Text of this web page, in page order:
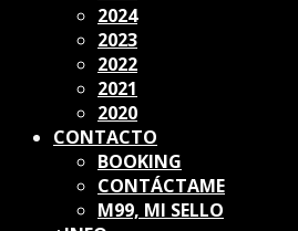
2024
2023
2022
2021
2020
CONTACTO
BOOKING
CONTÁCTAME
M99, MI SELLO